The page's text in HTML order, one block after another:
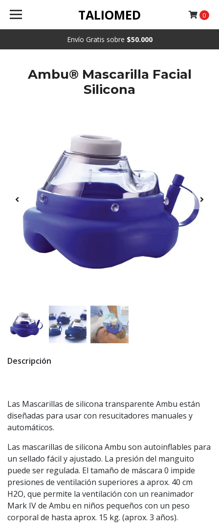
Envío Gratis sobre $50.000
TALIOMED 0
Ambu® Mascarilla Facial
Silicona
Descripción
Las Mascarillas de silicona transparente Ambu están
diseñadas para usar con resucitadores manuales y
automáticos.
Las mascarillas de silicona Ambu son autoinflables para
un sellado fácil y ajustado. La presión del manguito
puede ser regulada. El tamaño de máscara 0 impide
presiones de ventilación superiores a aprox. 40 cm
H2O, que permite la ventilación con un reanimador
Mark IV de Ambu en niños pequeños con un peso
corporal de hasta aprox. 15 kg. (aprox. 3 años).